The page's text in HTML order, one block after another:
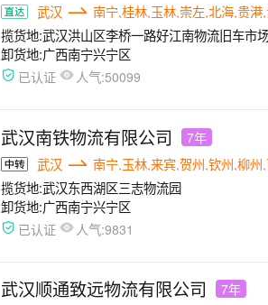
武汉
南宁,桂林,玉林,崇左,北海,贵港
揽货地:武汉洪山区李桥一路好江南物流旧车市
卸货地:广西南宁兴宁区
已认证 人气:50099
武汉南铁物流有限公司 7年
武汉
南宁,玉林,来宾,贺州,钦州,柳州
揽货地:武汉东西湖区三志物流园
卸货地:广西南宁兴宁区
已认证 人气:9831
武汉顺通致远物流有限公司 7年